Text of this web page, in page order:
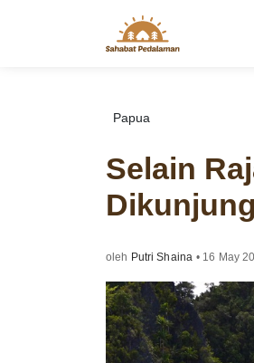
Papua
Selain
oleh Putri Shaina • 16 May